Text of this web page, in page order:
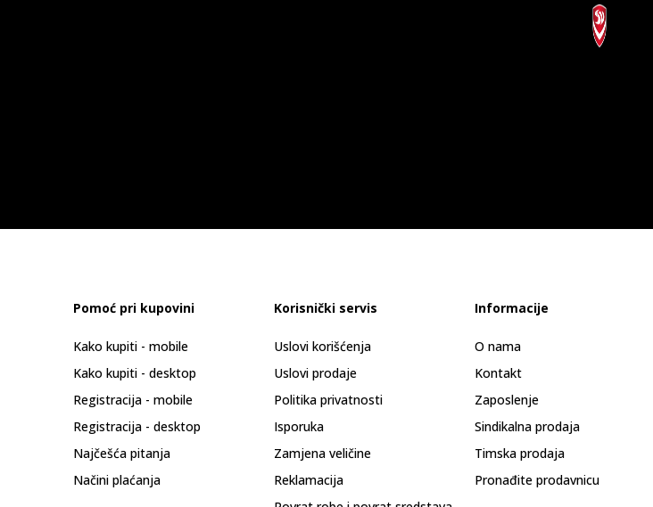
Pomoć pri kupovini
Kako kupiti - mobile
Kako kupiti - desktop
Registracija - mobile
Registracija - desktop
Najčešća pitanja
Načini plaćanja
Korisnički servis
Uslovi korišćenja
Uslovi prodaje
Politika privatnosti
Isporuka
Zamjena veličine
Reklamacija
Informacije
O nama
Kontakt
Zaposlenje
Sindikalna prodaja
Timska prodaja
Pronađite prodavnicu